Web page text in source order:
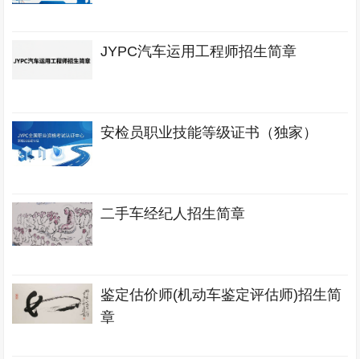
JYPC汽车运用工程师招生简章
安检员职业技能等级证书（独家）
二手车经纪人招生简章
鉴定估价师(机动车鉴定评估师)招生简
章